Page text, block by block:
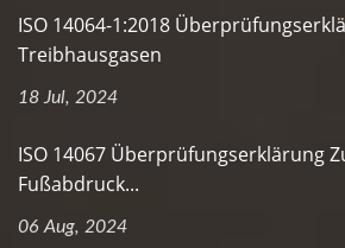
ISO 14064-1:2018
Treibhausgasen
18 Jul, 2024
ISO 14067 Überprüfungserklärung
Fußabdruck...
06 Aug, 2024